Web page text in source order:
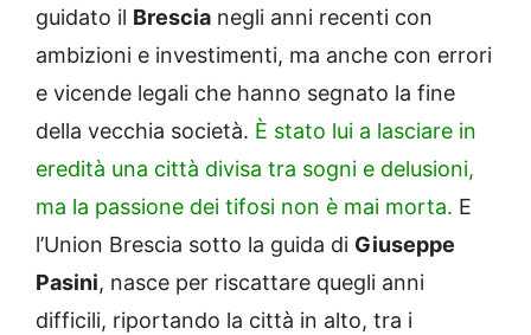
guidato il Brescia negli anni recenti con
ambizioni e investimenti, ma anche con errori
e vicende legali che hanno segnato la fine
della vecchia società. È stato lui a lasciare in
eredità una città divisa tra sogni e delusioni,
ma la passione dei tifosi non è mai morta. E
l’Union Brescia sotto la guida di Giuseppe
Pasini, nasce per riscattare quegli anni
difficili, riportando la città in alto, tra i